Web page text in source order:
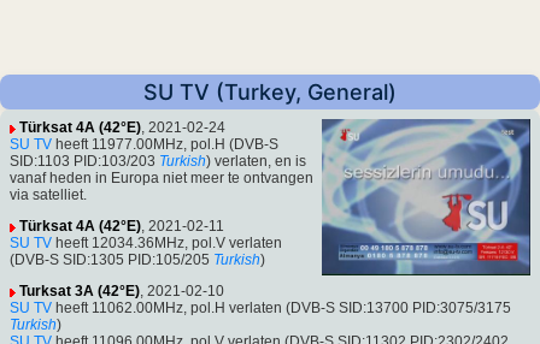
SU TV (Turkey, General)
Türksat 4A (42°E), 2021-02-24
SU TV heeft 11977.00MHz, pol.H (DVB-S
SID:1103 PID:103/203 Turkish) verlaten, en is
vanaf heden in Europa niet meer te ontvangen
via satelliet.
Türksat 4A (42°E), 2021-02-11
SU TV heeft 12034.36MHz, pol.V verlaten
(DVB-S SID:1305 PID:105/205 Turkish)
Turksat 3A (42°E), 2021-02-10
SU TV heeft 11062.00MHz, pol.H verlaten (DVB-S SID:13700 PID:3075/3175
Turkish)